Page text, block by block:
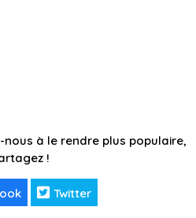
nous à le rendre plus populaire,
!
Twitter